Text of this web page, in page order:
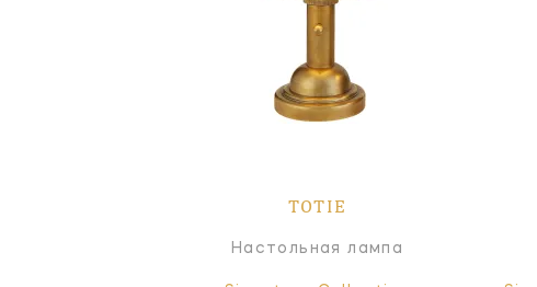
TOTIE
Настольная лампа